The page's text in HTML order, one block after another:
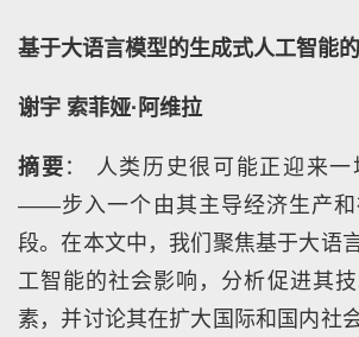
基于大语言模型的生成式人工智能
谢宇 索菲娅·阿维拉
摘要 ： 人类历史很可能正迎来
——步入一个由其主导经济生产和
段。在本文中，我们聚焦基于大语
工智能的社会影响，分析促进其
素，并讨论其在扩大国际和国内社